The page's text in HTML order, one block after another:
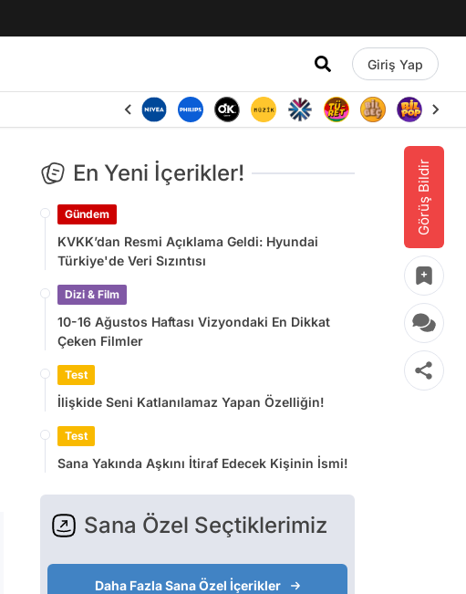
Giriş Yap
Görüş Bildir
En Yeni İçerikler!
Gündem
KVKK’dan Resmi Açıklama Geldi: Hyundai
Türkiye'de Veri Sızıntısı
Dizi & Film
10-16 Ağustos Haftası Vizyondaki En Dikkat
Çeken Filmler
Test
İlişkide Seni Katlanılamaz Yapan Özelliğin!
Test
Sana Yakında Aşkını İtiraf Edecek Kişinin İsmi!
Sana Özel Seçtiklerimiz
Daha Fazla Sana Özel İçerikler